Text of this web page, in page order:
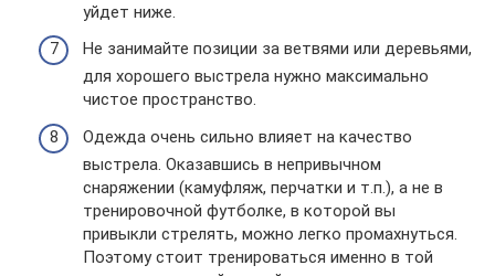
уйдет ниже.
Не занимайте позиции за ветвями или деревьями,
для хорошего выстрела нужно максимально
чистое пространство.
Одежда очень сильно влияет на качество
выстрела. Оказавшись в непривычном
снаряжении (камуфляж, перчатки и т.п.), а не в
тренировочной футболке, в которой вы
привыкли стрелять, можно легко промахнуться.
Поэтому стоит тренироваться именно в той